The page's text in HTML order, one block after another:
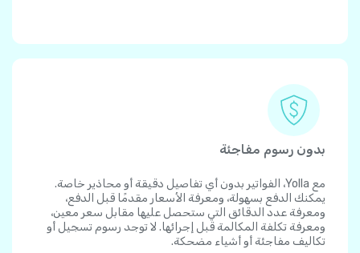
بدون رسوم مفاجئة
مع Yolla، الفواتير بدون أي تفاصيل دقيقة أو محاذير خاصة.
يمكنك الدفع بسهولة، ومعرفة الأسعار مقدمًا قبل الدفع،
ومعرفة عدد الدقائق التي ستحصل عليها مقابل سعر معين،
ومعرفة تكلفة المكالمة قبل إجرائها. لا توجد رسوم تسجيل أو
تكاليف مفاجئة أو أشياء مضحكة.